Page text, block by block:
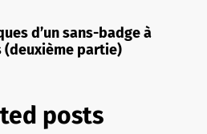
d’un sans-badge à
(deuxième partie)
posts